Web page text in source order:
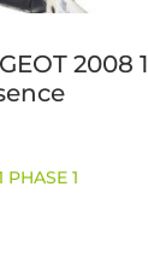
2008 1
PHASE 1